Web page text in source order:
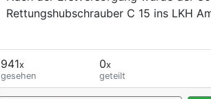
Rettungshubschrauber C 15 ins LKH
941x
gesehen
0x
geteilt